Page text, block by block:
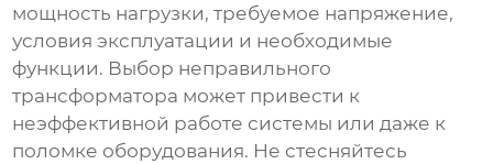
мощность нагрузки, требуемое напряжение,
условия эксплуатации и необходимые
функции. Выбор неправильного
трансформатора может привести к
неэффективной работе системы или даже к
поломке оборудования. Не стесняйтесь